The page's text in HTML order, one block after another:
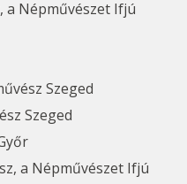
a Népművészet Ifjú
Szeged
Szeged
a Népművészet Ifjú